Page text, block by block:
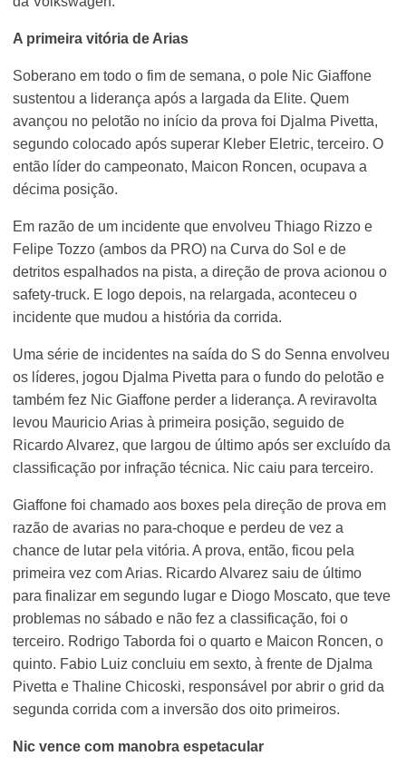
A primeira vitória de Arias
Soberano em todo o fim de semana, o pole Nic Giaffone
sustentou a liderança após a largada da Elite. Quem
avançou no pelotão no início da prova foi Djalma Pivetta,
segundo colocado após superar Kleber Eletric, terceiro. O
então líder do campeonato, Maicon Roncen, ocupava a
décima posição.
Em razão de um incidente que envolveu Thiago Rizzo e
Felipe Tozzo (ambos da PRO) na Curva do Sol e de
detritos espalhados na pista, a direção de prova acionou o
safety-truck. E logo depois, na relargada, aconteceu o
incidente que mudou a história da corrida.
Uma série de incidentes na saída do S do Senna envolveu
os líderes, jogou Djalma Pivetta para o fundo do pelotão e
também fez Nic Giaffone perder a liderança. A reviravolta
levou Mauricio Arias à primeira posição, seguido de
Ricardo Alvarez, que largou de último após ser excluído da
classificação por infração técnica. Nic caiu para terceiro.
Giaffone foi chamado aos boxes pela direção de prova em
razão de avarias no para-choque e perdeu de vez a
chance de lutar pela vitória. A prova, então, ficou pela
primeira vez com Arias. Ricardo Alvarez saiu de último
para finalizar em segundo lugar e Diogo Moscato, que teve
problemas no sábado e não fez a classificação, foi o
terceiro. Rodrigo Taborda foi o quarto e Maicon Roncen, o
quinto. Fabio Luiz concluiu em sexto, à frente de Djalma
Pivetta e Thaline Chicoski, responsável por abrir o grid da
segunda corrida com a inversão dos oito primeiros.
Nic vence com manobra espetacular